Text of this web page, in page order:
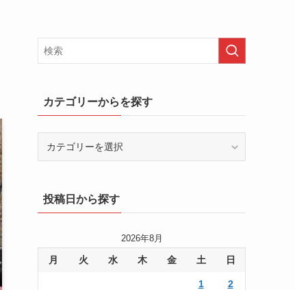
カテゴリーからを探す
ー
か
投稿日から探す
2026年8月
月 火 水 木 金 土 日
1 2